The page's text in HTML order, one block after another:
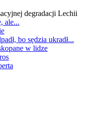
degradacji Lechii
ale...
bo sędzia ukradł...
w lidze